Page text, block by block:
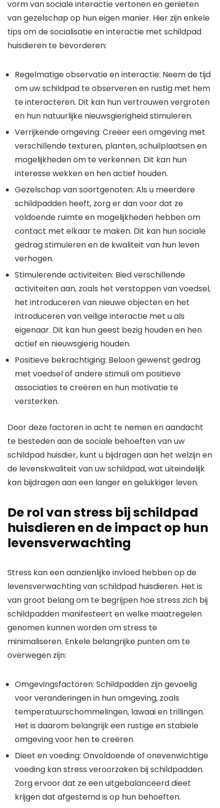
vorm van sociale interactie vertonen en genieten
van gezelschap op hun eigen manier. Hier zijn enkele
tips om de socialisatie en interactie met schildpad
huisdieren te bevorderen:
Regelmatige observatie en interactie: Neem de tijd
om uw schildpad te observeren en rustig met hem
te interacteren. Dit kan hun vertrouwen vergroten
en hun natuurlijke nieuwsgierigheid stimuleren.
Verrijkende omgeving: Creëer een omgeving met
verschillende texturen, planten, schuilplaatsen en
mogelijkheden om te verkennen. Dit kan hun
interesse wekken en hen actief houden.
Gezelschap van soortgenoten: Als u meerdere
schildpadden heeft, zorg er dan voor dat ze
voldoende ruimte en mogelijkheden hebben om
contact met elkaar te maken. Dit kan hun sociale
gedrag stimuleren en de kwaliteit van hun leven
verhogen.
Stimulerende activiteiten: Bied verschillende
activiteiten aan, zoals het verstoppen van voedsel,
het introduceren van nieuwe objecten en het
introduceren van veilige interactie met u als
eigenaar. Dit kan hun geest bezig houden en hen
actief en nieuwsgierig houden.
Positieve bekrachtiging: Beloon gewenst gedrag
met voedsel of andere stimuli om positieve
associaties te creëren en hun motivatie te
versterken.
Door deze factoren in acht te nemen en aandacht
te besteden aan de sociale behoeften van uw
schildpad huisdier, kunt u bijdragen aan het welzijn en
de levenskwaliteit van uw schildpad, wat uiteindelijk
kan bijdragen aan een langer en gelukkiger leven.
De rol van stress bij schildpad
huisdieren en de impact op hun
levensverwachting
Stress kan een aanzienlijke invloed hebben op de
levensverwachting van schildpad huisdieren. Het is
van groot belang om te begrijpen hoe stress zich bij
schildpadden manifesteert en welke maatregelen
genomen kunnen worden om stress te
minimaliseren. Enkele belangrijke punten om te
overwegen zijn:
Omgevingsfactoren: Schildpadden zijn gevoelig
voor veranderingen in hun omgeving, zoals
temperatuurschommelingen, lawaai en trillingen.
Het is daarom belangrijk een rustige en stabiele
omgeving voor hen te creëren.
Dieet en voeding: Onvoldoende of onevenwichtige
voeding kan stress veroorzaken bij schildpadden.
Zorg ervoor dat ze een uitgebalanceerd dieet
krijgen dat afgestemd is op hun behoeften.